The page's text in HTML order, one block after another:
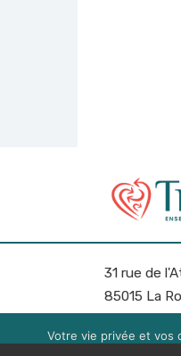
31 rue de
85015 La
Votre vie privée et vos